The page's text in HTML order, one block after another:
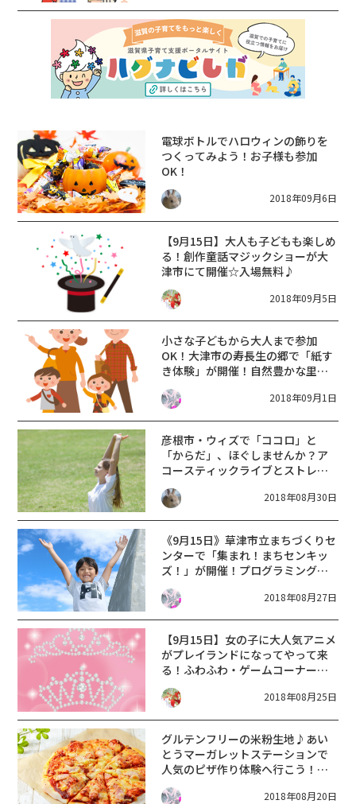
電球ボトルでハロウィンの飾りを
つくってみよう！お子様も参加
OK！
2018年09月6日
【9月15日】大人も子どもも楽しめ
る！創作童話マジックショーが大
津市にて開催☆入場無料♪
2018年09月5日
小さな子どもから大人まで参加
OK！大津市の寿長生の郷で「紙す
き体験」が開催！自然豊かな里山
へお出かけしよう♪
2018年09月1日
彦根市・ウィズで「ココロ」と
「からだ」、ほぐしませんか？ア
コースティックライブとストレッ
チが開催されます♪
2018年08月30日
《9月15日》草津市立まちづくりセ
ンターで「集まれ！まちセンキッ
ズ！」が開催！プログラミングや
日本舞踊など親子で体験しよう♪
2018年08月27日
【9月15日】女の子に大人気アニメ
がプレイランドになってやって来
る！ふわふわ・ゲームコーナー・
握手会など☆参加無料♪
2018年08月25日
グルテンフリーの米粉生地♪あい
とうマーガレットステーションで
人気のピザ作り体験へ行こう！デ
ザートピザも新登場♪
2018年08月20日